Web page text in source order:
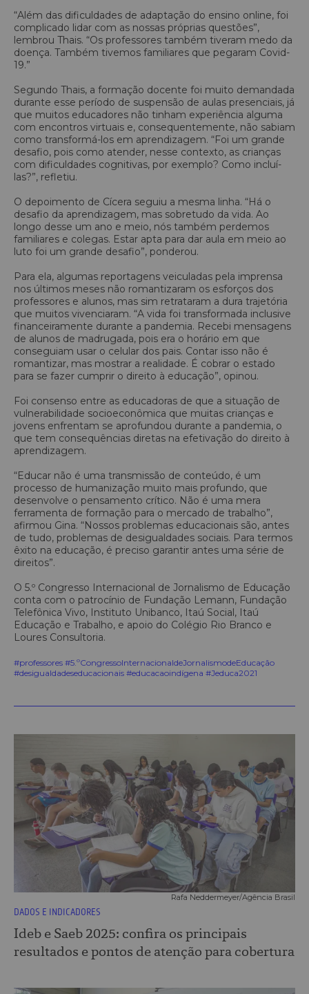
“Além das dificuldades de adaptação do ensino online, foi
complicado lidar com as nossas próprias questões”,
lembrou Thais. “Os professores também tiveram medo da
doença. Também tivemos familiares que pegaram Covid-
19.”
Segundo Thais, a formação docente foi muito demandada
durante esse período de suspensão de aulas presenciais, já
que muitos educadores não tinham experiência alguma
com encontros virtuais e, consequentemente, não sabiam
como transformá-los em aprendizagem. “Foi um grande
desafio, pois como atender, nesse contexto, as crianças
com dificuldades cognitivas, por exemplo? Como incluí-
las?”, refletiu.
O depoimento de Cícera seguiu a mesma linha. “Há o
desafio da aprendizagem, mas sobretudo da vida. Ao
longo desse um ano e meio, nós também perdemos
familiares e colegas. Estar apta para dar aula em meio ao
luto foi um grande desafio”, ponderou.
Para ela, algumas reportagens veiculadas pela imprensa
nos últimos meses não romantizaram os esforços dos
professores e alunos, mas sim retrataram a dura trajetória
que muitos vivenciaram. “A vida foi transformada inclusive
financeiramente durante a pandemia. Recebi mensagens
de alunos de madrugada, pois era o horário em que
conseguiam usar o celular dos pais. Contar isso não é
romantizar, mas mostrar a realidade. É cobrar o estado
para se fazer cumprir o direito à educação”, opinou.
Foi consenso entre as educadoras de que a situação de
vulnerabilidade socioeconômica que muitas crianças e
jovens enfrentam se aprofundou durante a pandemia, o
que tem consequências diretas na efetivação do direito à
aprendizagem.
“Educar não é uma transmissão de conteúdo, é um
processo de humanização muito mais profundo, que
desenvolve o pensamento crítico. Não é uma mera
ferramenta de formação para o mercado de trabalho”,
afirmou Gina. “Nossos problemas educacionais são, antes
de tudo, problemas de desigualdades sociais. Para termos
êxito na educação, é preciso garantir antes uma série de
direitos”.
O 5.º Congresso Internacional de Jornalismo de Educação
conta com o patrocínio de Fundação Lemann, Fundação
Telefônica Vivo, Instituto Unibanco, Itaú Social, Itaú
Educação e Trabalho, e apoio do Colégio Rio Branco e
Loures Consultoria.
#professores #5.ºCongressoInternacionaldeJornalismodeEducação
#desigualdadeseducacionais #educacaoindígena #Jeduca2021
Rafa Neddermeyer/Agência Brasil
DADOS E INDICADORES
Ideb e Saeb 2025: confira os principais
resultados e pontos de atenção para cobertura